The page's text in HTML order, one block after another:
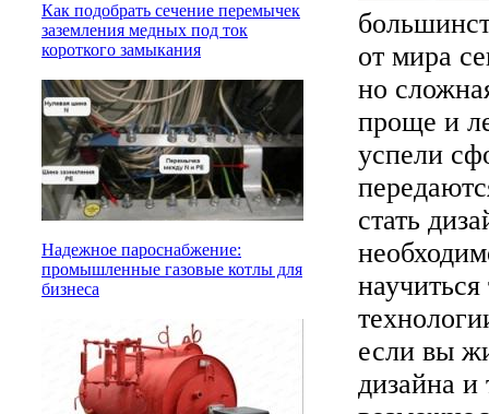
Как подобрать сечение перемычек
заземления медных под ток
короткого замыкания
Надежное пароснабжение:
промышленные газовые котлы для
бизнеса
от мира
но
проще и
успели
стать
если вы
дизайна и